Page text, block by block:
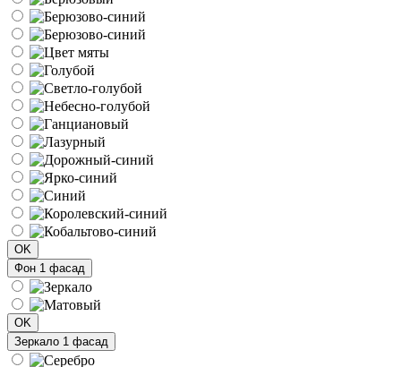
OK
Фон 1 фасад
OK
Зеркало 1 фасад